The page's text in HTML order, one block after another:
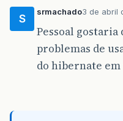
S
srmachado3 de abril
Pessoal gostaria
problemas de
do hibernate em